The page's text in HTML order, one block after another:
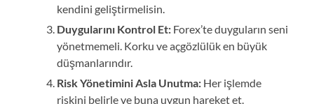
kendini geliştirmelisin.
Duygularını Kontrol Et: Forex’te duyguların seni
yönetmemeli. Korku ve açgözlülük en büyük
düşmanlarındır.
Risk Yönetimini Asla Unutma: Her işlemde
riskini belirle ve buna uygun hareket et.